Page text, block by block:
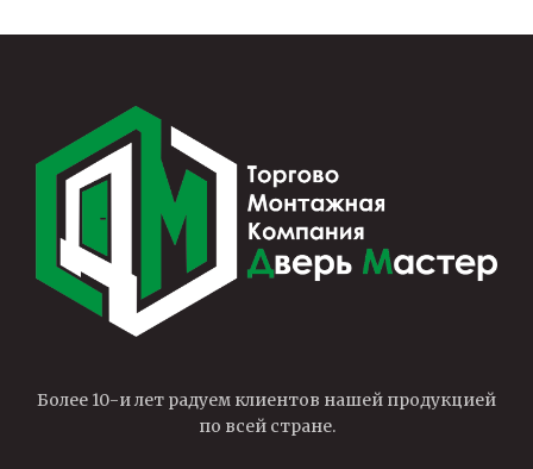
Более 10-и лет радуем клиентов нашей продукцией
по всей стране.